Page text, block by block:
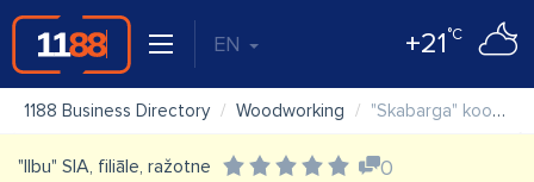
EN +21°C
1188 Business Directory Woodworking "Skabarga" kooperatīvā sabiedrība
"Ilbu" SIA, filiāle, ražotne 0